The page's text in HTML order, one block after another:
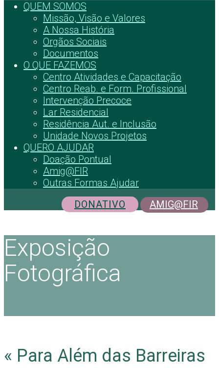
QUEM SOMOS
Missão, Visão e Valores
A Nossa História
Orgãos Sociais
Documentos
O QUE FAZEMOS
Centro Atividades e Capacitação
Centro Reab. e Form. Profissional
Intervenção Precoce
Lar Residencial
Residência Aut. e Inclusão
Unidade Novos Projetos
QUERO AJUDAR
Doação Pontual
Amig@FIR
Outras Formas Ajudar
DONATIVO
AMIG@FIR
Exposição
Fotográfica
« Para Além das Barreiras